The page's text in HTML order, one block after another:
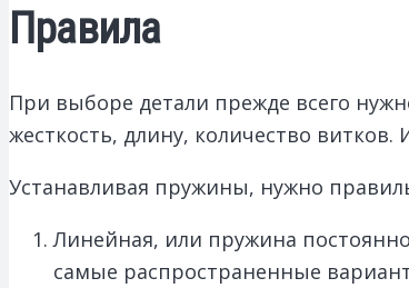
Правила
При выборе детали прежде всего
жесткость, длину, количество
Устанавливая пружины, нужно
Линейная, или пружина
самые распространенные